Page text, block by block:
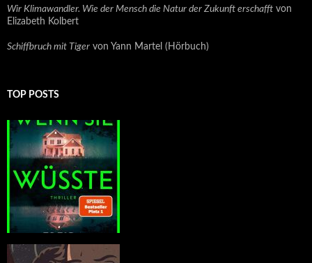
Wir Klimawandler. Wie der Mensch die Natur der Zukunft erschafft von
Elizabeth Kolbert
Schiffbruch mit Tiger von Yann Martel (Hörbuch)
TOP POSTS